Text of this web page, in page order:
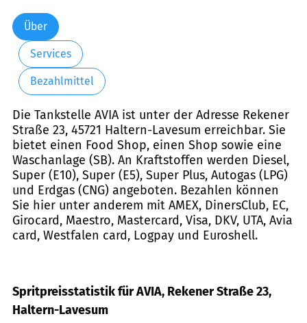
Über
Services
Bezahlmittel
Die Tankstelle AVIA ist unter der Adresse Rekener
Straße 23, 45721 Haltern-Lavesum erreichbar. Sie
bietet einen Food Shop, einen Shop sowie eine
Waschanlage (SB). An Kraftstoffen werden Diesel,
Super (E10), Super (E5), Super Plus, Autogas (LPG)
und Erdgas (CNG) angeboten. Bezahlen können
Sie hier unter anderem mit AMEX, DinersClub, EC,
Girocard, Maestro, Mastercard, Visa, DKV, UTA, Avia
card, Westfalen card, Logpay und Euroshell.
Spritpreisstatistik für AVIA, Rekener Straße 23,
Haltern-Lavesum